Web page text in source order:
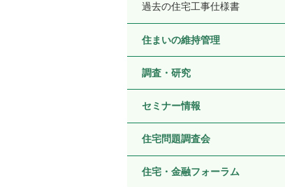
過去の住宅工事仕様書
住まいの維持管理
調査・研究
セミナー情報
住宅問題調査会
住宅・金融フォーラム